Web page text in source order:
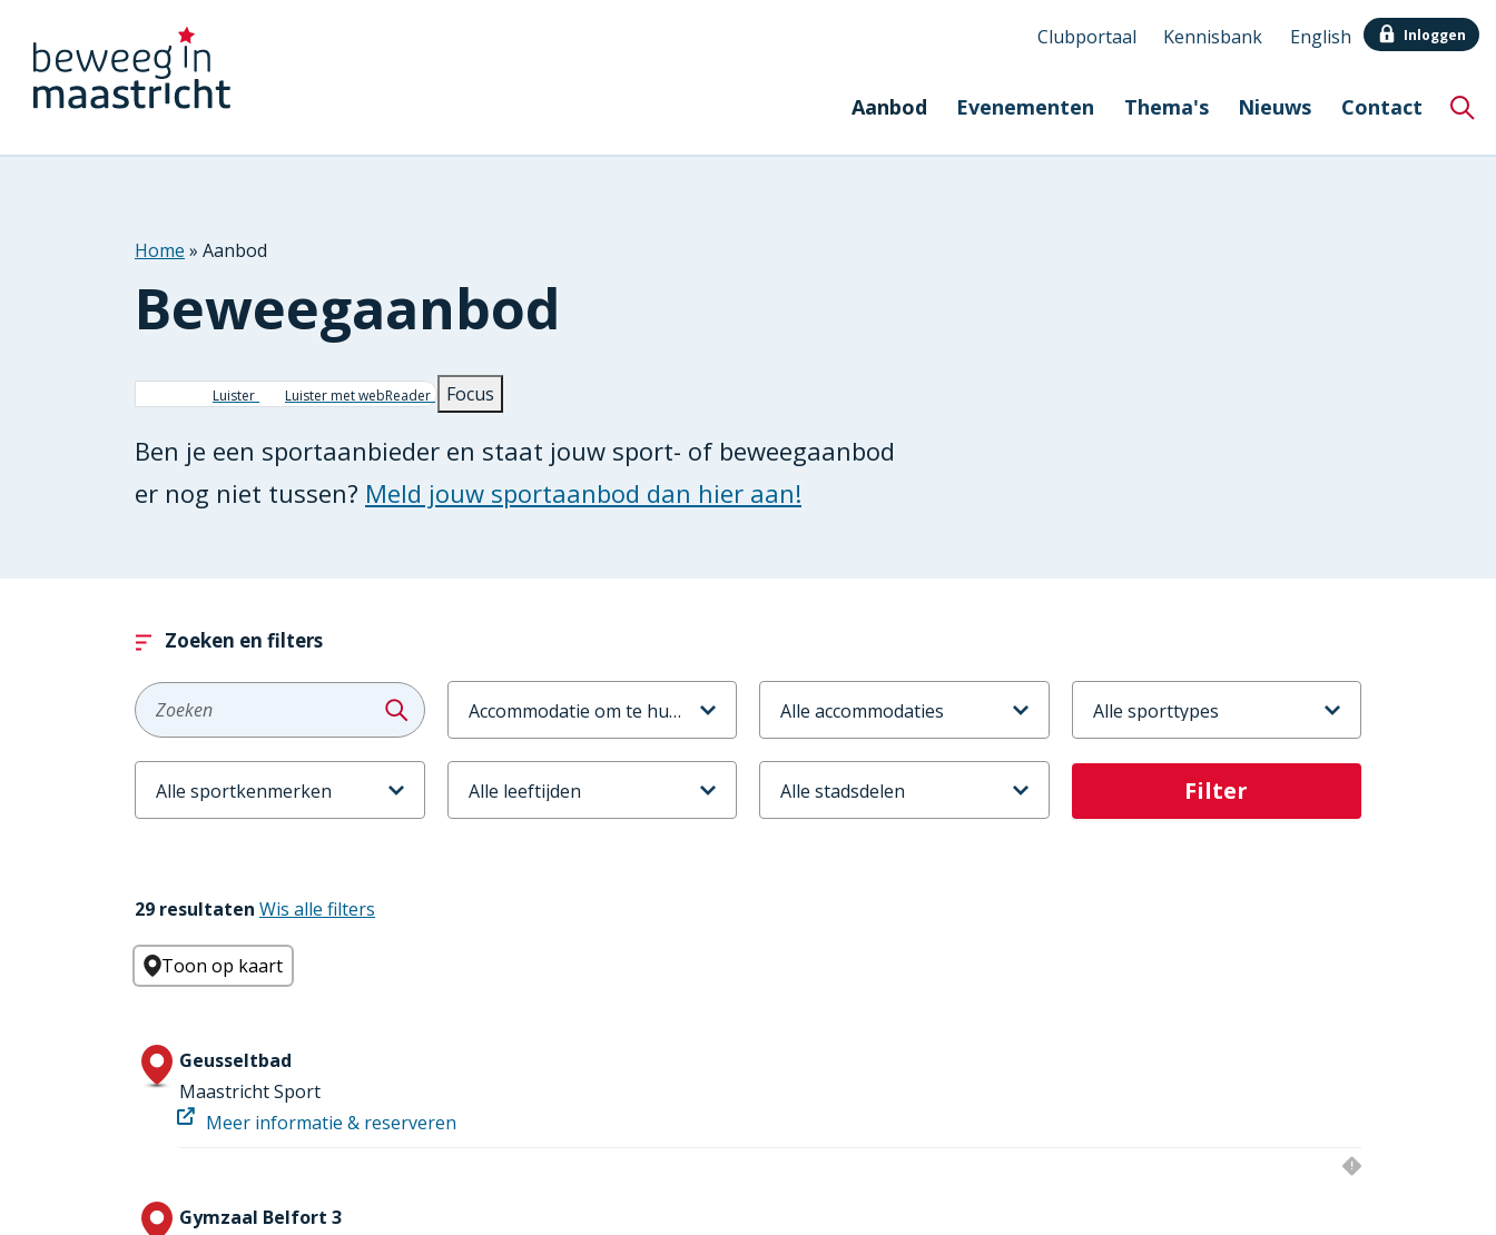
Secundair
Clubportaal Kennisbank English Inloggen
Aanbod Evenementen Thema's Nieuws Contact
Kruimelpad
Home Aanbod
Beweegaanbod
Luister Luister met webReader Focus
Ben je een sportaanbieder en staat jouw sport- of beweegaanbod
er nog niet tussen? Meld jouw sportaanbod dan hier aan!
Zoeken en filters
Zoeken Aanbodtype Accommodaties Sporttype
Sportkenmerken Leeftijd Stadsdeel
29 resultaten Wis alle filters
Toon op kaart
Geusseltbad
Maastricht Sport
Meer informatie & reserveren
Gymzaal Belfort 3